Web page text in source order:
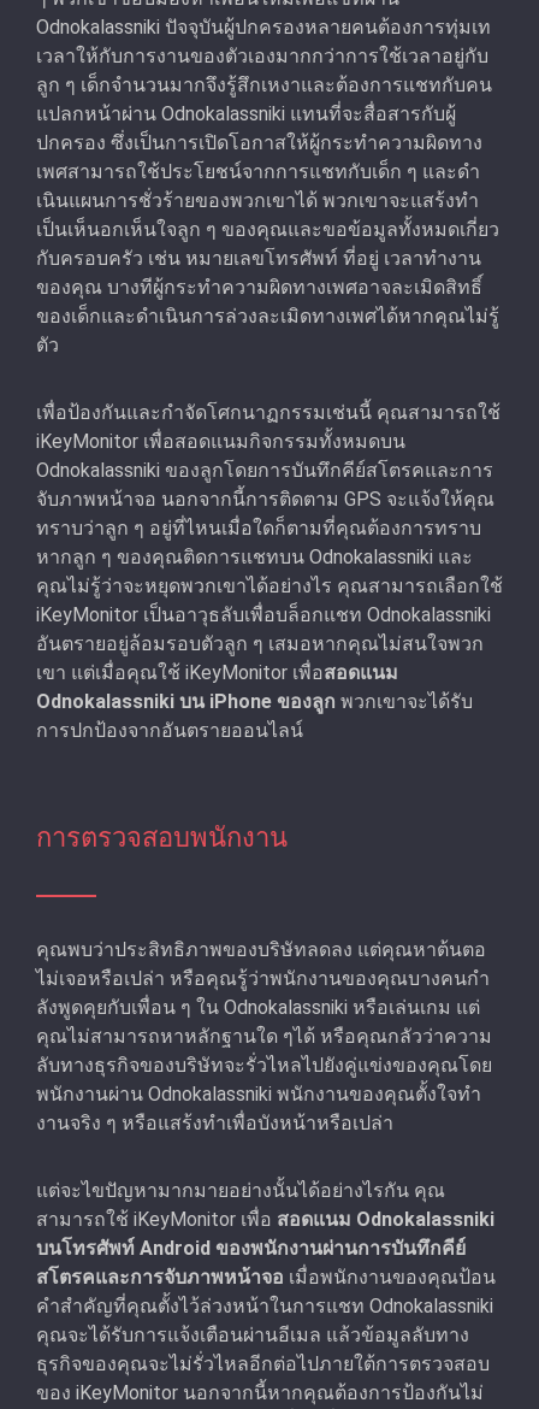
Odnokalassniki ปัจจุบันผู้ปกครองหลายคนต้องการทุ่มเท
เวลาให้กับการงานของตัวเองมากกว่าการใช้เวลาอยู่กับ
ลูก ๆ เด็กจํานวนมากจึงรู้สึกเหงาและต้องการแชทกับคน
แปลกหน้าผ่าน Odnokalassniki แทนที่จะสื่อสารกับผู้
ปกครอง ซึ่งเป็นการเปิดโอกาสให้ผู้กระทําความผิดทาง
เพศสามารถใช้ประโยชน์จากการแชทกับเด็ก ๆ และดํา
เนินแผนการชั่วร้ายของพวกเขาได้ พวกเขาจะแสร้งทำ
เป็นเห็นอกเห็นใจลูก ๆ ของคุณและขอข้อมูลทั้งหมดเกี่ยว
กับครอบครัว เช่น หมายเลขโทรศัพท์ ที่อยู่ เวลาทํางาน
ของคุณ บางทีผู้กระทําความผิดทางเพศอาจละเมิดสิทธิ์
ของเด็กและดําเนินการล่วงละเมิดทางเพศได้หากคุณไม่รู้
ตัว
เพื่อป้องกันและกําจัดโศกนาฏกรรมเช่นนี้ คุณสามารถใช้
iKeyMonitor เพื่อสอดแนมกิจกรรมทั้งหมดบน
Odnokalassniki ของลูกโดยการบันทึกคีย์สโตรคและการ
จับภาพหน้าจอ นอกจากนี้การติดตาม GPS จะแจ้งให้คุณ
ทราบว่าลูก ๆ อยู่ที่ไหนเมื่อใดก็ตามที่คุณต้องการทราบ
หากลูก ๆ ของคุณติดการแชทบน Odnokalassniki และ
คุณไม่รู้ว่าจะหยุดพวกเขาได้อย่างไร คุณสามารถเลือกใช้
iKeyMonitor เป็นอาวุธลับเพื่อบล็อกแชท Odnokalassniki
อันตรายอยู่ล้อมรอบตัวลูก ๆ เสมอหากคุณไม่สนใจพวก
เขา แต่เมื่อคุณใช้ iKeyMonitor เพื่อสอดแนม
Odnokalassniki บน iPhone ของลูก พวกเขาจะได้รับ
การปกป้องจากอันตรายออนไลน์
การตรวจสอบพนักงาน
คุณพบว่าประสิทธิภาพของบริษัทลดลง แต่คุณหาต้นตอ
ไม่เจอหรือเปล่า หรือคุณรู้ว่าพนักงานของคุณบางคนกํา
ลังพูดคุยกับเพื่อน ๆ ใน Odnokalassniki หรือเล่นเกม แต่
คุณไม่สามารถหาหลักฐานใด ๆได้ หรือคุณกลัวว่าความ
ลับทางธุรกิจของบริษัทจะรั่วไหลไปยังคู่แข่งของคุณโดย
พนักงานผ่าน Odnokalassniki พนักงานของคุณตั้งใจทํา
งานจริง ๆ หรือแสร้งทำเพื่อบังหน้าหรือเปล่า
แต่จะไขปัญหามากมายอย่างนั้นได้อย่างไรกัน คุณ
สามารถใช้ iKeyMonitor เพื่อ สอดแนม Odnokalassniki
บนโทรศัพท์ Android ของพนักงานผ่านการบันทึกคีย์
สโตรคและการจับภาพหน้าจอ เมื่อพนักงานของคุณป้อน
คําสำคัญที่คุณตั้งไว้ล่วงหน้าในการแชท Odnokalassniki
คุณจะได้รับการแจ้งเตือนผ่านอีเมล แล้วข้อมูลลับทาง
ธุรกิจของคุณจะไม่รั่วไหลอีกต่อไปภายใต้การตรวจสอบ
ของ iKeyMonitor นอกจากนี้หากคุณต้องการป้องกันไม่